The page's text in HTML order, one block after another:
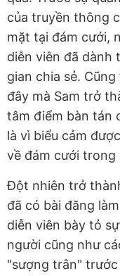
của truyền thông
mặt tại đám cưới,
diễn viên đã dành
gian chia sẻ. Cũng
đây mà Sam trở
tâm điểm bàn tán
là vì biểu cảm
về đám cưới trong
Đột nhiên trở
đã có bài đăng
diễn viên bày tỏ
người cũng như
"sượng trân"